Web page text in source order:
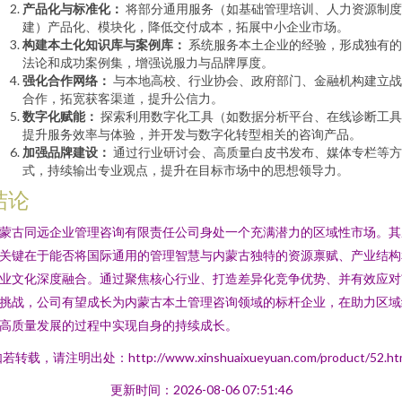
产品化与标准化： 将部分通用服务（如基础管理培训、人力资源制
建）产品化、模块化，降低交付成本，拓展中小企业市场。
构建本土化知识库与案例库： 系统服务本土企业的经验，形成独有
法论和成功案例集，增强说服力与品牌厚度。
强化合作网络： 与本地高校、行业协会、政府部门、金融机构建立
合作，拓宽获客渠道，提升公信力。
数字化赋能： 探索利用数字化工具（如数据分析平台、在线诊断工
提升服务效率与体验，并开发与数字化转型相关的咨询产品。
加强品牌建设： 通过行业研讨会、高质量白皮书发布、媒体专栏等方
式，持续输出专业观点，提升在目标市场中的思想领导力。
论
古同远企业管理咨询有限责任公司身处一个充满潜力的区域性市场。
键在于能否将国际通用的管理智慧与内蒙古独特的资源禀赋、产业结
文化深度融合。通过聚焦核心行业、打造差异化竞争优势、并有效应
战，公司有望成长为内蒙古本土管理咨询领域的标杆企业，在助力区
质量发展的过程中实现自身的持续成长。
若转载，请注明出处：http://www.xinshuaixueyuan.com/product/
更新时间：2026-08-06 07:51:46